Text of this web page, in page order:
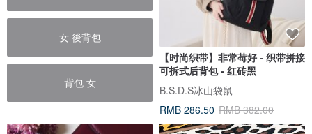
女 後背包
背包 女
【时尚织带】非常莓好 - 织带拼接
可拆式后背包 - 红砖黑
B.S.D.S冰山袋鼠
RMB 286.50 RMB 382.00